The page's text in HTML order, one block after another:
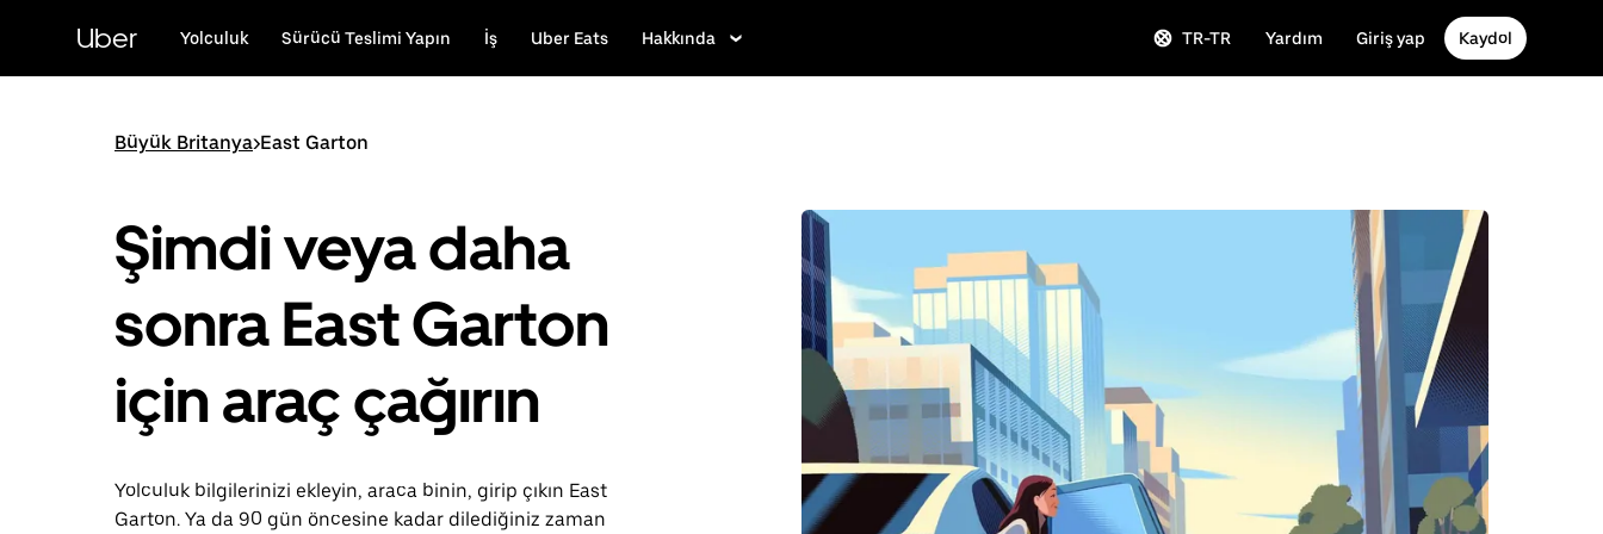
Uber Yolculuk Sürücü Teslimi Yapın İş Uber Eats Hakkında TR-TR Yardım Giriş yap Kaydol
Büyük Britanya>East Garton
Şimdi veya daha
sonra East Garton
için araç çağırın
Yolculuk bilgilerinizi ekleyin, araca binin, girip çıkın East
Garton. Ya da 90 gün öncesine kadar dilediğiniz zaman